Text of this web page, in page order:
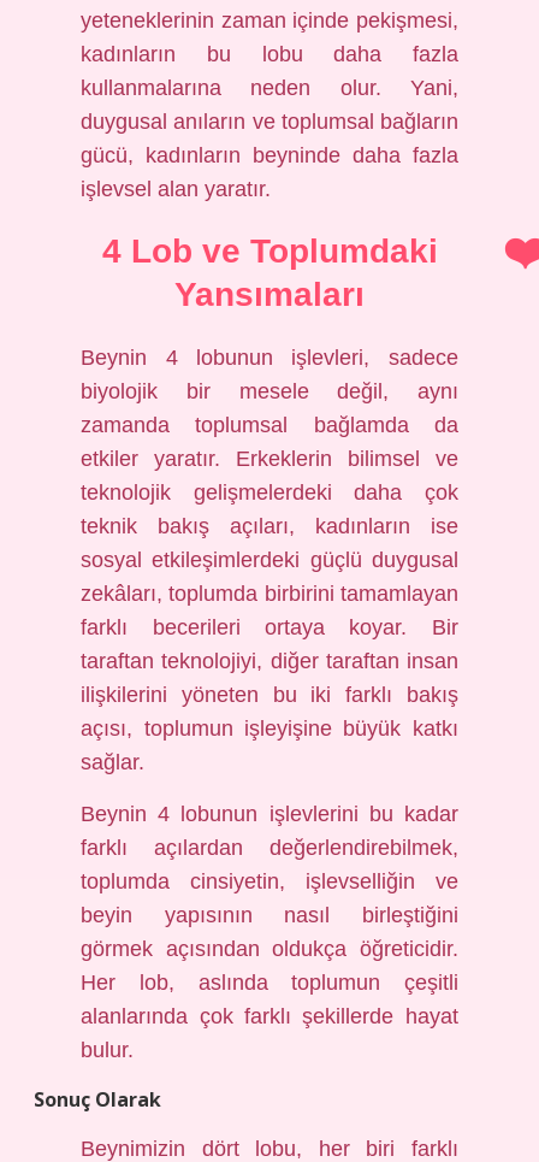
yeteneklerinin zaman içinde pekişmesi,
kadınların bu lobu daha fazla
kullanmalarına neden olur. Yani,
duygusal anıların ve toplumsal bağların
gücü, kadınların beyninde daha fazla
işlevsel alan yaratır.
4 Lob ve Toplumdaki
Yansımaları
Beynin 4 lobunun işlevleri, sadece
biyolojik bir mesele değil, aynı
zamanda toplumsal bağlamda da
etkiler yaratır. Erkeklerin bilimsel ve
teknolojik gelişmelerdeki daha çok
teknik bakış açıları, kadınların ise
sosyal etkileşimlerdeki güçlü duygusal
zekâları, toplumda birbirini tamamlayan
farklı becerileri ortaya koyar. Bir
taraftan teknolojiyi, diğer taraftan insan
ilişkilerini yöneten bu iki farklı bakış
açısı, toplumun işleyişine büyük katkı
sağlar.
Beynin 4 lobunun işlevlerini bu kadar
farklı açılardan değerlendirebilmek,
toplumda cinsiyetin, işlevselliğin ve
beyin yapısının nasıl birleştiğini
görmek açısından oldukça öğreticidir.
Her lob, aslında toplumun çeşitli
alanlarında çok farklı şekillerde hayat
bulur.
Sonuç Olarak
Beynimizin dört lobu, her biri farklı